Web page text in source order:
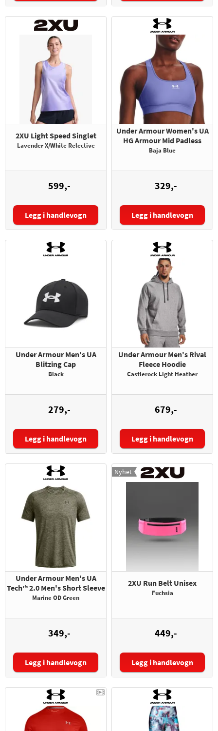
2XU Light Speed Singlet
Lavender X/White Relective
599,-
Størrelse:
Legg i handlevogn
Under Armour Women's UA
HG Armour Mid Padless
Baja Blue
329,-
Størrelse:
Legg i handlevogn
Under Armour Men's UA
Blitzing Cap
Black
279,-
Størrelse:
Legg i handlevogn
Under Armour Men's Rival
Fleece Hoodie
Castlerock Light Heather
679,-
Størrelse:
Legg i handlevogn
Under Armour Men's UA
Tech™ 2.0 Men's Short Sleeve
Marine OD Green
349,-
Størrelse:
Legg i handlevogn
Nyhet
2XU Run Belt Unisex
Fuchsia
449,-
Legg i handlevogn